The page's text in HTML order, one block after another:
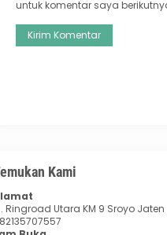
untuk komentar saya
Kami
Ringroad Utara KM 9 Sroyo